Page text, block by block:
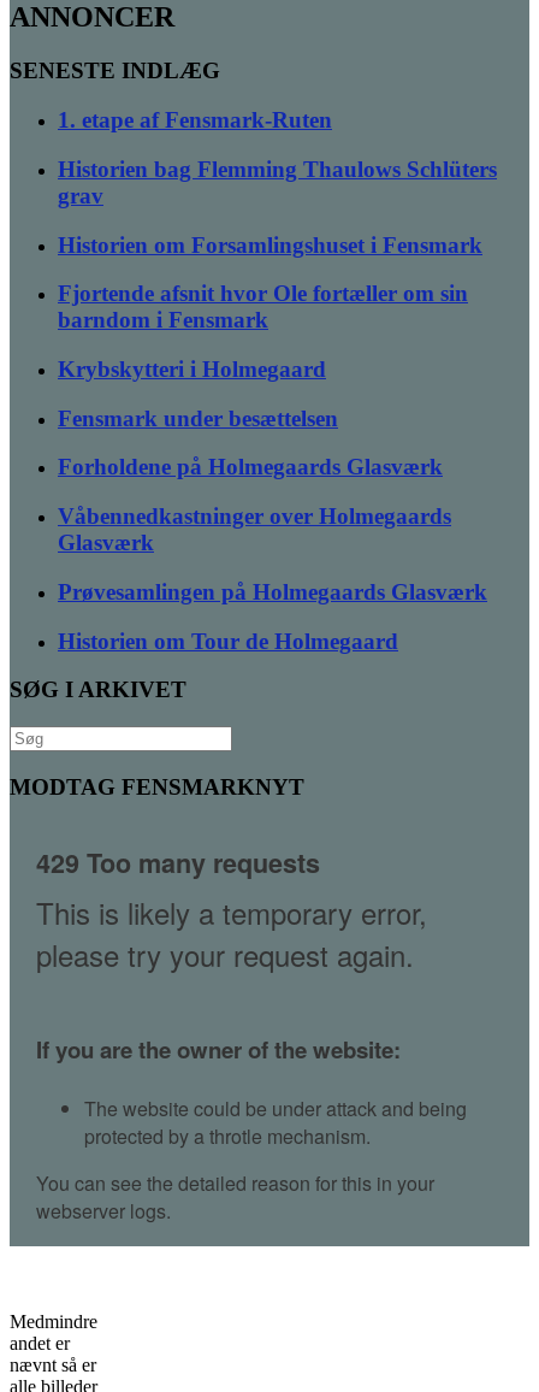
ANNONCER
SENESTE INDLÆG
1. etape af Fensmark-Ruten
Historien bag Flemming Thaulows Schlüters
grav
Historien om Forsamlingshuset i Fensmark
Fjortende afsnit hvor Ole fortæller om sin
barndom i Fensmark
Krybskytteri i Holmegaard
Fensmark under besættelsen
Forholdene på Holmegaards Glasværk
Våbennedkastninger over Holmegaards
Glasværk
Prøvesamlingen på Holmegaards Glasværk
Historien om Tour de Holmegaard
SØG I ARKIVET
Søg
efter:
MODTAG FENSMARKNYT
Medmindre
andet er
nævnt så er
alle billeder